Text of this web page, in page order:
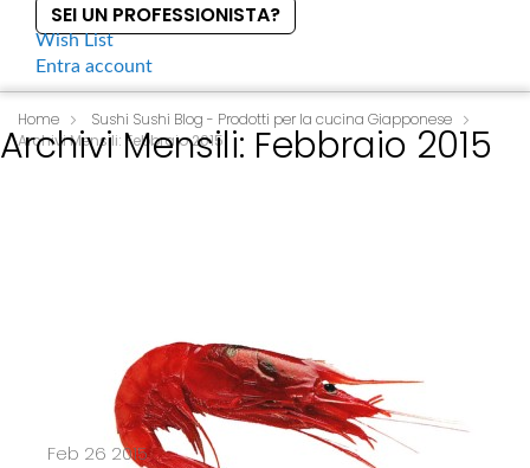
SEI UN PROFESSIONISTA?
Wish List
Entra account
S
k
i
Home
Sushi Sushi Blog - Prodotti per la cucina Giapponese
Archivi Mensili: Febbraio 2015
Archivi Mensili: Febbraio 2015
Feb 26 2015